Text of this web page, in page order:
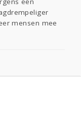
mensen mee